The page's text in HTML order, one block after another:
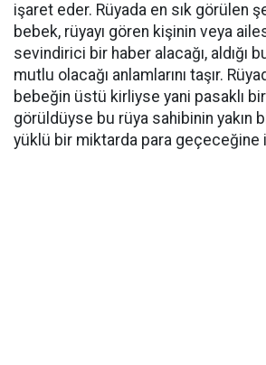
işaret eder. Rüyada en sık görülen
bebek, rüyayı gören kişinin veya
sevindirici bir haber alacağı, aldığı
mutlu olacağı anlamlarını taşır.
bebeğin üstü kirliyse yani pasaklı
görüldüyse bu rüya sahibinin yakın
yüklü bir miktarda para geçeceğine